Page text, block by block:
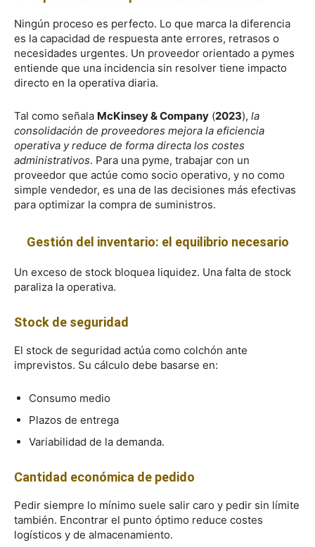
Ningún proceso es perfecto. Lo que marca la diferencia
es la capacidad de respuesta ante errores, retrasos o
necesidades urgentes. Un proveedor orientado a pymes
entiende que una incidencia sin resolver tiene impacto
directo en la operativa diaria.
Tal como señala McKinsey & Company (2023), la
consolidación de proveedores mejora la eficiencia
operativa y reduce de forma directa los costes
administrativos. Para una pyme, trabajar con un
proveedor que actúe como socio operativo, y no como
simple vendedor, es una de las decisiones más efectivas
para optimizar la compra de suministros.
Gestión del inventario: el equilibrio necesario
Un exceso de stock bloquea liquidez. Una falta de stock
paraliza la operativa.
Stock de seguridad
El stock de seguridad actúa como colchón ante
imprevistos. Su cálculo debe basarse en:
Consumo medio
Plazos de entrega
Variabilidad de la demanda.
Cantidad económica de pedido
Pedir siempre lo mínimo suele salir caro y pedir sin límite
también. Encontrar el punto óptimo reduce costes
logísticos y de almacenamiento.